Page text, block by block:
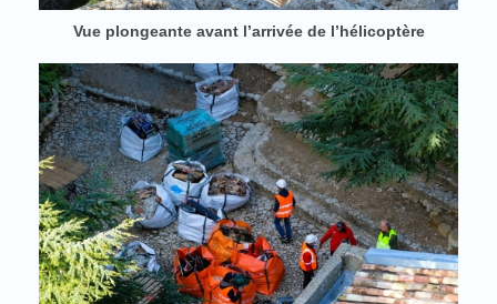
Vue plongeante avant l’arrivée de l’hélicoptère